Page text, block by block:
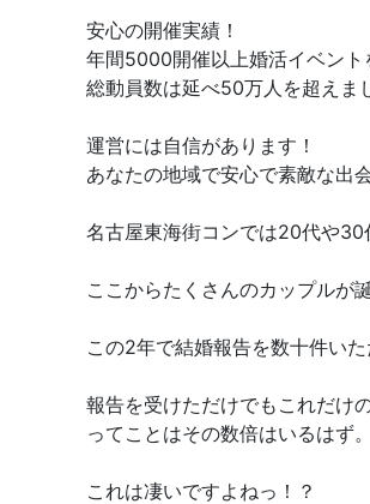
安心の開催実績！
年間5000開催以上婚活イベント
総動員数は延べ50万人を超えま
運営には自信があります！
あなたの地域で安心で素敵な出
名古屋東海街コンでは20代や30
ここからたくさんのカップルが
この2年で結婚報告を数十件いた
報告を受けただけでもこれだけ
ってことはその数倍はいるはず。
これは凄いですよねっ！？